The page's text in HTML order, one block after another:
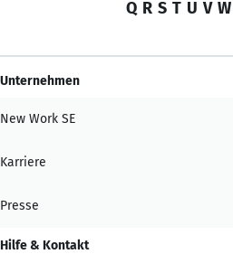
Q R S T U V W
Unternehmen
New Work SE
Karriere
Presse
Hilfe & Kontakt